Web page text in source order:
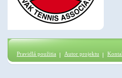
Pravidlá použitia Autor projektu